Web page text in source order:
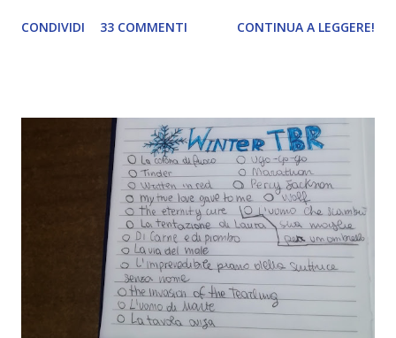
ho scoperto che anche alcuni di voi avrebbero fatto così,
CONDIVIDI 33 COMMENTI CONTINUA A LEGGERE!